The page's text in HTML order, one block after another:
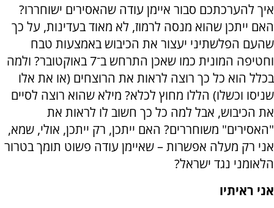
איך להערכתכם סבור איימן עודה שהאסירים ישוחררו?
האם ייתכן שהוא מנסה לרמוז, לא מאוד בעדינות, על כך
שהעם הפלשתיני יעצור את הכיבוש באמצעות טבח
וחטיפה המונית כמו שאכן התרחש ב־7 באוקטובר? ולמה
בכלל הוא כל כך רוצה לראות את הרוצחים (או את אלו
שניסו וכשלו) הללו מחוץ לכלא? מילא שהוא רוצה לסיים
את הכיבוש, אבל למה כל כך חשוב לו לראות את
"האסירים" משוחררים? האם ייתכן, רק ייתכן, אולי, שמא,
אני רק מעלה אפשרות – שאיימן עודה פשוט תומך בטרור
הלאומני נגד ישראל?
אני ראיתיו